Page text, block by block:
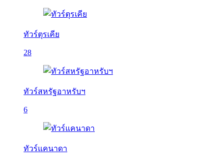
ทัวร์ตุรเคีย
28
ทัวร์สหรัฐอาหรับฯ
6
ทัวร์แคนาดา